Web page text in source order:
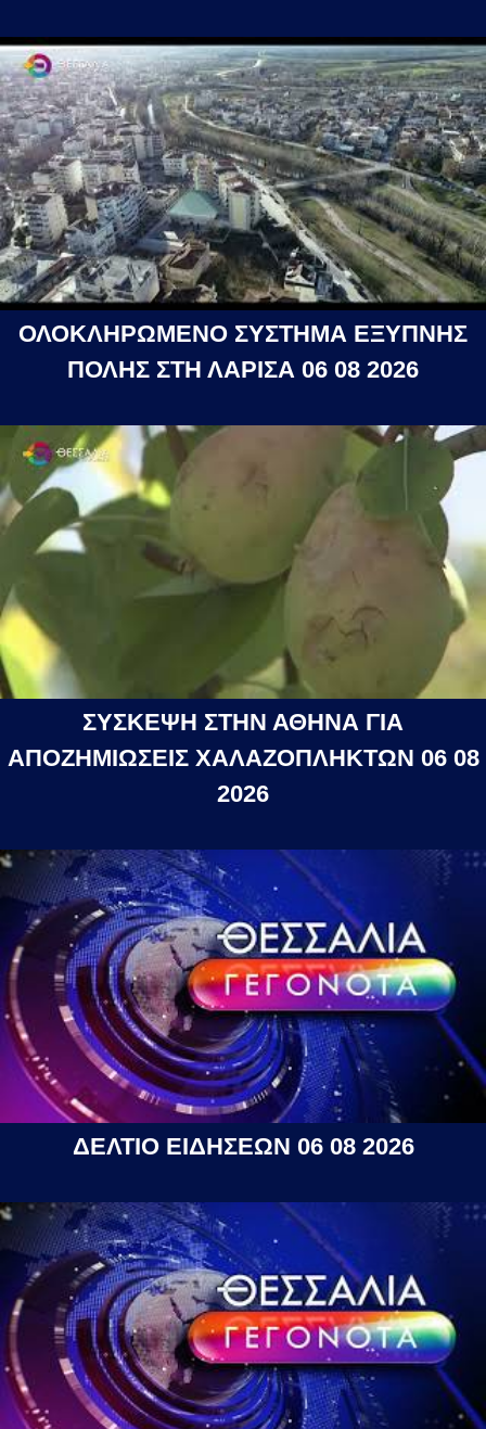
ΟΛΟΚΛΗΡΩΜΕΝΟ ΣΥΣΤΗΜΑ ΕΞΥΠΝΗΣ
ΠΟΛΗΣ ΣΤΗ ΛΑΡΙΣΑ 06 08 2026
ΣΥΣΚΕΨΗ ΣΤΗΝ ΑΘΗΝΑ ΓΙΑ
ΑΠΟΖΗΜΙΩΣΕΙΣ ΧΑΛΑΖΟΠΛΗΚΤΩΝ 06 08
2026
ΔΕΛΤΙΟ ΕΙΔΗΣΕΩΝ 06 08 2026